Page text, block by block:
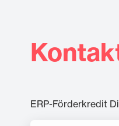
Wenn Dein
Für Deinen
ERP-Förderkredit